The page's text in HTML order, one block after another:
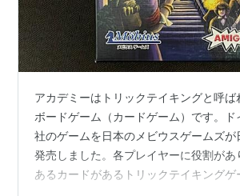
アカデミーはトリックテイキングと呼
ボードゲーム（カードゲーム）です。ド
社のゲームを日本のメビウスゲームズが
発売しました。各プレイヤーに役割があ
あるカードがあるトリックテイキングゲ